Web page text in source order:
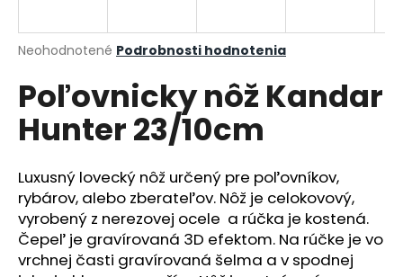
Priemerné
produktu
je
0,0
hviezdičiek.
Neohodnotené Podrobnosti hodnotenia
Poľovnicky nôž Kandar
Hunter 23/10cm
Luxusný lovecký nôž určený pre poľovníkov,
rybárov, alebo zberateľov. Nôž je celokovový,
vyrobený z nerezovej ocele a rúčka je kostená.
Čepeľ je gravírovaná 3D efektom. Na rúčke je vo
vrchnej časti gravírovaná šelma a v spodnej
j
ť
?
HĽADAŤ